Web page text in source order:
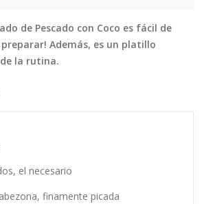
de Pescado con Coco es fácil de
Además, es un platillo
la rutina.
el necesario
finamente picada